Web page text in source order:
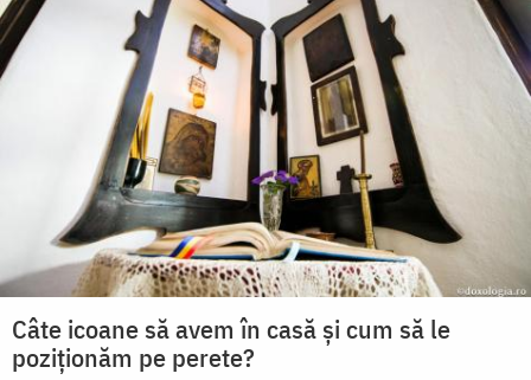
Câte icoane să avem în casă și cum să le
poziționăm pe perete?